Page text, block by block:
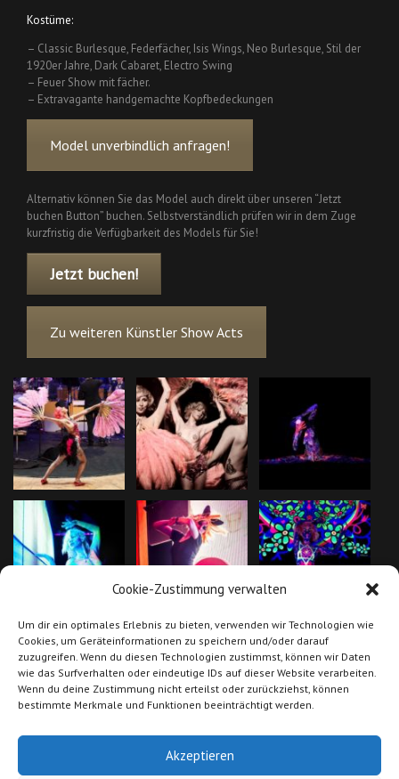
Cookie-Zustimmung verwalten
Um dir ein optimales Erlebnis zu bieten, verwenden wir Technologien wie
Cookies, um Geräteinformationen zu speichern und/oder darauf
zuzugreifen. Wenn du diesen Technologien zustimmst, können wir Daten
wie das Surfverhalten oder eindeutige IDs auf dieser Website verarbeiten.
Wenn du deine Zustimmung nicht erteilst oder zurückziehst, können
bestimmte Merkmale und Funktionen beeinträchtigt werden.
Akzeptieren
Kostüme:
– Classic Burlesque, Federfächer, Isis Wings, Neo Burlesque, Stil der
1920er Jahre, Dark Cabaret, Electro Swing
– Feuer Show mit fächer.
– Extravagante handgemachte Kopfbedeckungen
Model unverbindlich anfragen!
Alternativ können Sie das Model auch direkt über unseren “Jetzt
buchen Button” buchen. Selbstverständlich prüfen wir in dem Zuge
kurzfristig die Verfügbarkeit des Models für Sie!
Jetzt buchen!
Zu weiteren Künstler Show Acts